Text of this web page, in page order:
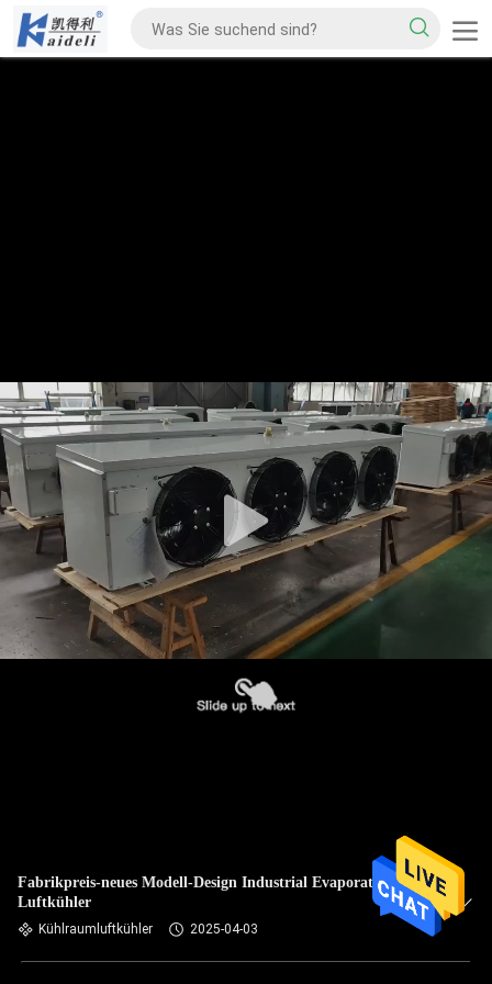
Fabrikpreis-neues Modell-Design Industrial Evaporative-
Luftkühler
Kühlraumluftkühler 2025-04-03